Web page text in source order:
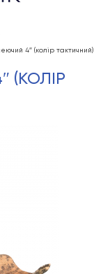
4″ (колір тактичний)
(КОЛІР